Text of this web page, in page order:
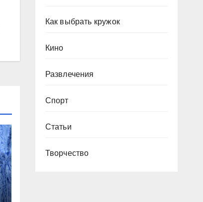
Как выбрать кружок
Кино
Развлечения
Спорт
Статьи
Творчество